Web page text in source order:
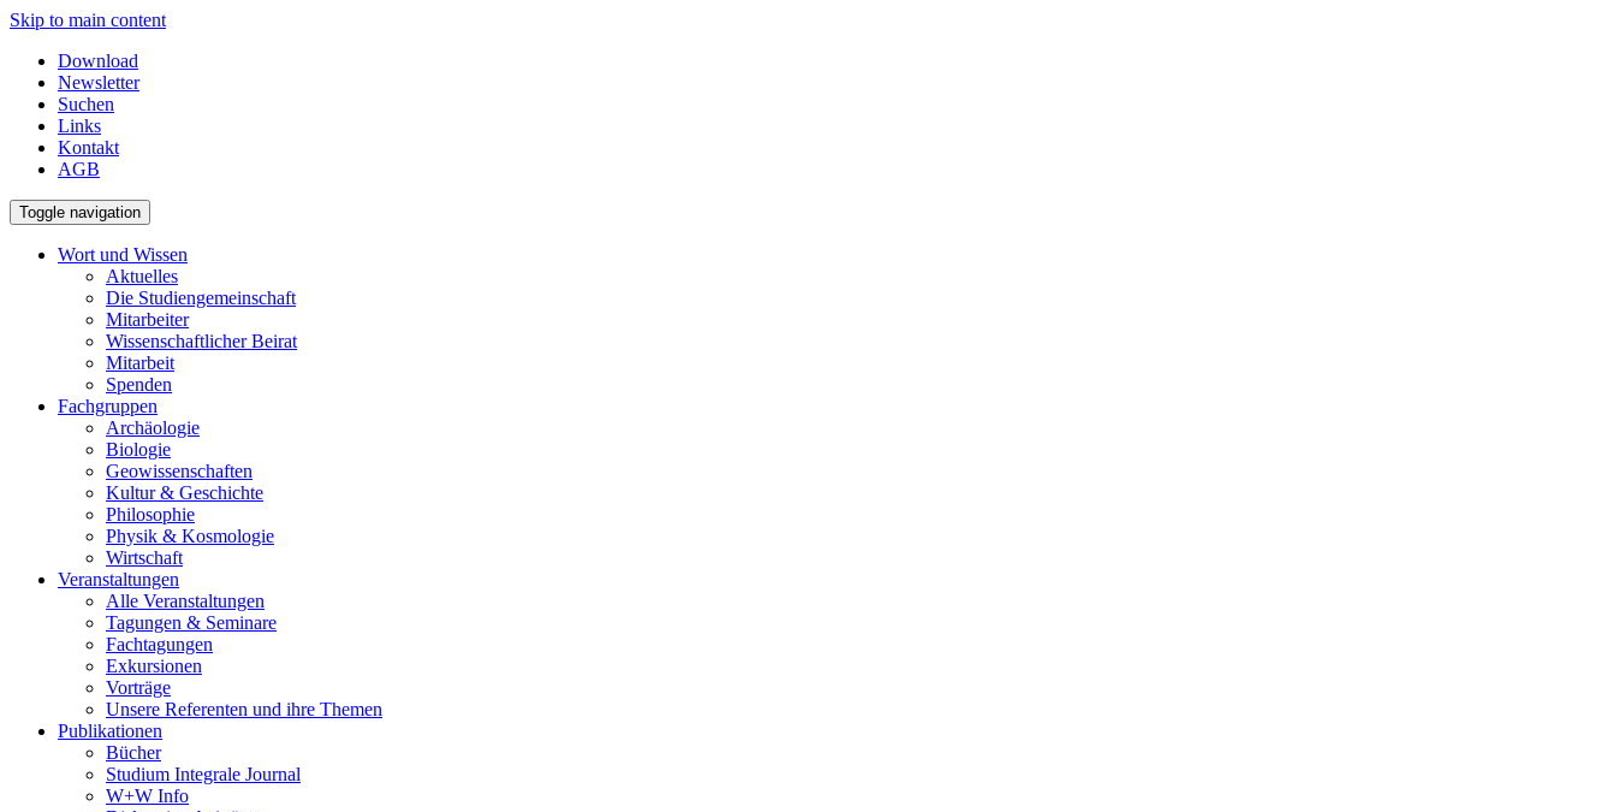
Skip to main content
Download
Newsletter
Suchen
Links
Kontakt
AGB
Toggle navigation
Wort und Wissen
Aktuelles
Die Studiengemeinschaft
Mitarbeiter
Wissenschaftlicher Beirat
Mitarbeit
Spenden
Fachgruppen
Archäologie
Biologie
Geowissenschaften
Kultur & Geschichte
Philosophie
Physik & Kosmologie
Wirtschaft
Veranstaltungen
Alle Veranstaltungen
Tagungen & Seminare
Fachtagungen
Exkursionen
Vorträge
Unsere Referenten und ihre Themen
Publikationen
Bücher
Studium Integrale Journal
W+W Info